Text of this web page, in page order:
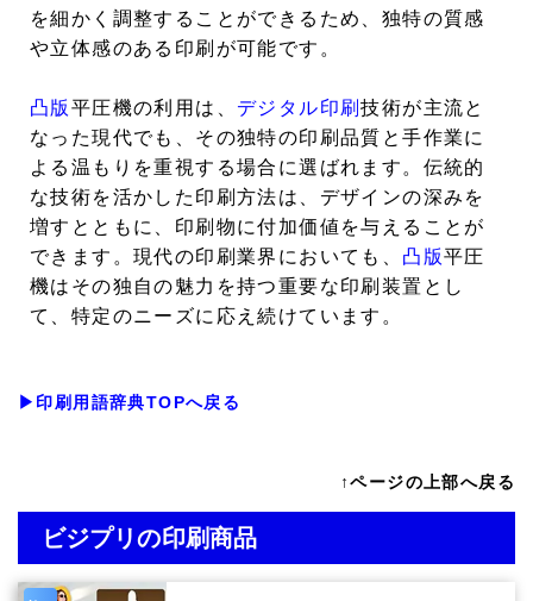
を細かく調整することができるため、独特の質感
や立体感のある印刷が可能です。
凸版 平圧機の利用は、 デジタル印刷技術が主流と
なった現代でも、その独特の印刷品質と手作業に
よる温もりを重視する場合に選ばれます。伝統的
な技術を活かした印刷方法は、デザインの深みを
増すとともに、印刷物に付加価値を与えることが
できます。現代の印刷業界においても、 凸版平圧
機はその独自の魅力を持つ重要な印刷装置とし
て、特定のニーズに応え続けています。
▶印刷用語辞典TOPへ戻る
↑ページの上部へ戻る
ビジプリの印刷商品